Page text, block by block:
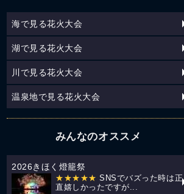
海で見る花火大会
湖で見る花火大会
川で見る花火大会
温泉地で見る花火大会
みんなのオススメ
2026きほく燈籠祭
★★★★★ SNSでバズった時は正
直嬉しかったですが...